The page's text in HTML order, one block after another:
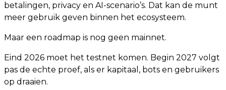
betalingen, privacy en AI-scenario’s. Dat kan de munt
meer gebruik geven binnen het ecosysteem.
Maar een roadmap is nog geen mainnet.
Eind 2026 moet het testnet komen. Begin 2027 volgt
pas de echte proef, als er kapitaal, bots en gebruikers
op draaien.